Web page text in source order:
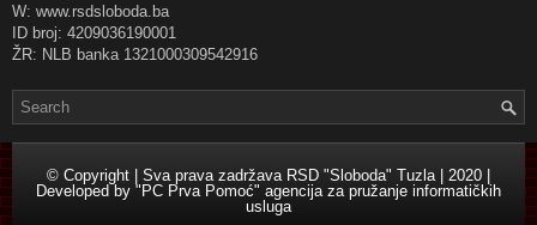
W: www.rsdsloboda.ba
ID broj: 4209036190001
ŽR: NLB banka 1321000309542916
© Copyright | Sva prava zadržava RSD "Sloboda" Tuzla | 2020 |
Developed by "PC Prva Pomoć" agencija za pružanje informatičkih
usluga